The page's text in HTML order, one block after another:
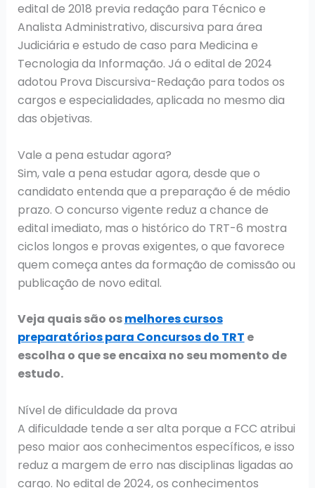
edital de 2018 previa redação para Técnico e
Analista Administrativo, discursiva para área
Judiciária e estudo de caso para Medicina e
Tecnologia da Informação. Já o edital de 2024
adotou Prova Discursiva-Redação para todos os
cargos e especialidades, aplicada no mesmo dia
das objetivas.
Vale a pena estudar agora?
Sim, vale a pena estudar agora, desde que o
candidato entenda que a preparação é de médio
prazo. O concurso vigente reduz a chance de
edital imediato, mas o histórico do TRT-6 mostra
ciclos longos e provas exigentes, o que favorece
quem começa antes da formação de comissão ou
publicação de novo edital.
Veja quais são osmelhores cursos
preparatórios para Concursos do TRT e
escolha o que se encaixa no seu momento de
estudo.
Nível de dificuldade da prova
A dificuldade tende a ser alta porque a FCC atribui
peso maior aos conhecimentos específicos, e isso
reduz a margem de erro nas disciplinas ligadas ao
cargo. No edital de 2024, os conhecimentos